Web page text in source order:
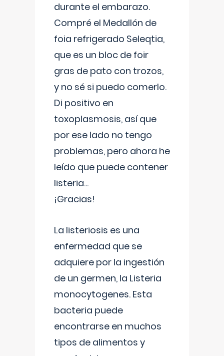
durante el embarazo.
Compré el Medallón de
foia refrigerado Seleqtia,
que es un bloc de foir
gras de pato con trozos,
y no sé si puedo comerlo.
Di positivo en
toxoplasmosis, así que
por ese lado no tengo
problemas, pero ahora he
leído que puede contener
listeria...
¡Gracias!
La listeriosis es una
enfermedad que se
adquiere por la ingestión
de un germen, la Listeria
monocytogenes. Esta
bacteria puede
encontrarse en muchos
tipos de alimentos y